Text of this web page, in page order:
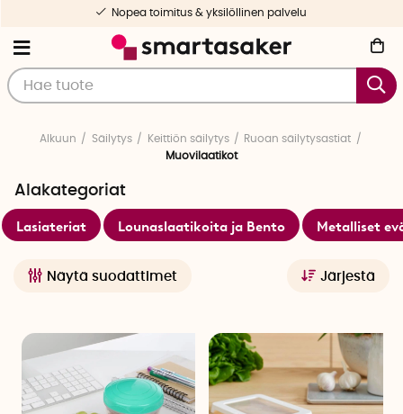
Valikoituja ja testattuja tuotteita
Alkuun Säilytys Keittiön säilytys
Ruoan säilytysastiat
Muovilaatikot
Näytä suodattimet Järjestä
Alakategoriat
Lasiateriat Lounaslaatikoita ja Bento Metalliset